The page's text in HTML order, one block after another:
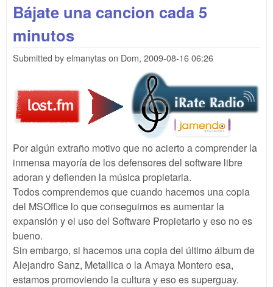
Bájate una cancion cada 5
minutos
Submitted byelmanytason Dom, 2009-08-16 06:26
Por algún extraño motivo que no acierto a comprender la
inmensa mayoría de los defensores del software libre
adoran y defienden la música propietaria.
Todos comprendemos que cuando hacemos una copia
del MSOffice lo que conseguimos es aumentar la
expansión y el uso del Software Propietario y eso no es
bueno.
Sin embargo, si hacemos una copia del último álbum de
Alejandro Sanz, Metallica o la Amaya Montero esa,
estamos promoviendo la cultura y eso es superguay.